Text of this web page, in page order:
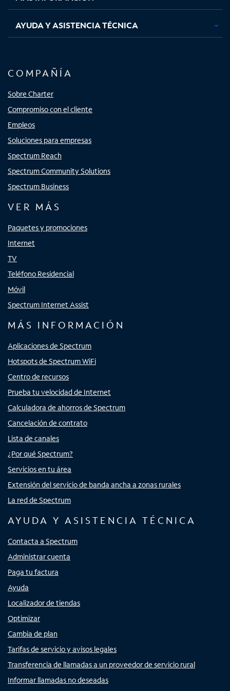
AYUDA Y ASISTENCIA TÉCNICA
COMPAÑÍA
Sobre Charter
Compromiso con el cliente
Empleos
Soluciones para empresas
Spectrum Reach
Spectrum Community Solutions
Spectrum Business
VER MÁS
Paquetes y promociones
Internet
TV
Teléfono Residencial
Móvil
Spectrum Internet Assist
MÁS INFORMACIÓN
Aplicaciones de Spectrum
Hotspots de Spectrum WiFi
Centro de recursos
Prueba tu velocidad de Internet
Calculadora de ahorros de Spectrum
Cancelación de contrato
Lista de canales
¿Por qué Spectrum?
Servicios en tu área
Extensión del servicio de banda ancha a zonas rurales
La red de Spectrum
AYUDA Y ASISTENCIA TÉCNICA
Contacta a Spectrum
Administrar cuenta
Paga tu factura
Ayuda
Localizador de tiendas
Optimizar
Cambia de plan
Tarifas de servicio y avisos legales
Transferencia de llamadas a un proveedor de servicio rural
Informar llamadas no deseadas